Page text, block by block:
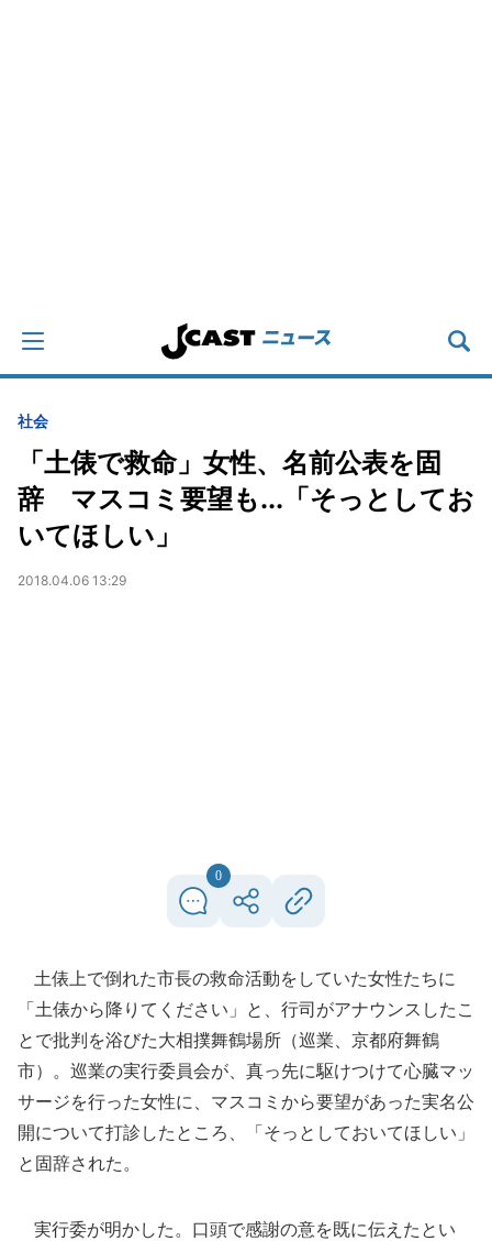
社会
「土俵で救命」女性、名前公表を固
辞 マスコミ要望も...「そっとしてお
いてほしい」
2018.04.06 13:29
0
土俵上で倒れた市長の救命活動をしていた女性たちに
「土俵から降りてください」と、行司がアナウンスしたこ
とで批判を浴びた大相撲舞鶴場所（巡業、京都府舞鶴
市）。巡業の実行委員会が、真っ先に駆けつけて心臓マッ
サージを行った女性に、マスコミから要望があった実名公
開について打診したところ、「そっとしておいてほしい」
と固辞された。
実行委が明かした。口頭で感謝の意を既に伝えたとい